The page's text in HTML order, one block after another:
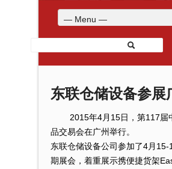
— Menu —
东联仓储设备参展
2015年4月15日，第117届
品交易会在广州举行。
东联仓储设备公司参加了4月15-
期展会，着重展示携便捷货架